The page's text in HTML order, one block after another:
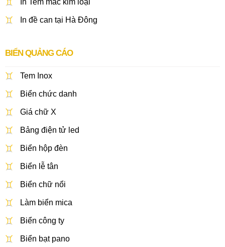
In đề can tại Hà Đông
BIỂN QUẢNG CÁO
Tem Inox
Biển chức danh
Giá chữ X
Bảng điện tử led
Biển hộp đèn
Biển lễ tân
Biển chữ nổi
Làm biển mica
Biển công ty
Biển bạt pano